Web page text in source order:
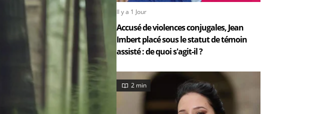
Il y a 1 Jour
Accusé de violences conjugales, Jean
Imbert placé sous le statut de témoin
assisté : de quoi s'agit-il ?
2 min